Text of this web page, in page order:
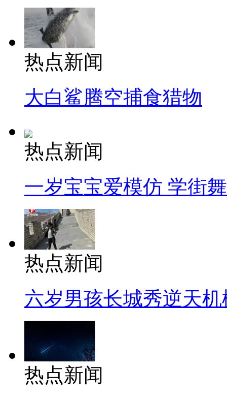
热点新闻
大白鲨腾空捕食猎物
热点新闻
一岁宝宝爱模仿 学街
热点新闻
六岁男孩长城秀逆天机
热点新闻